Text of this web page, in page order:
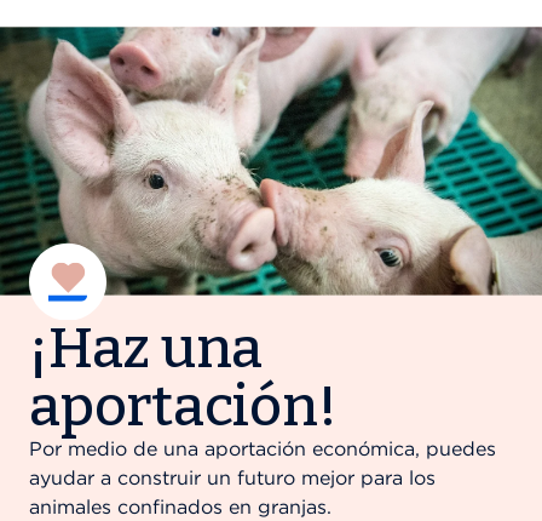
¡Haz una
aportación!
Por medio de una aportación económica, puedes
ayudar a construir un futuro mejor para los
animales confinados en granjas.